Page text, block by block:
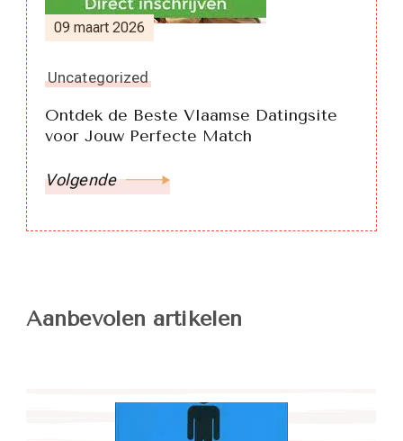
09 maart 2026
Uncategorized
Ontdek de Beste Vlaamse Datingsite
voor Jouw Perfecte Match
Volgende
Aanbevolen artikelen